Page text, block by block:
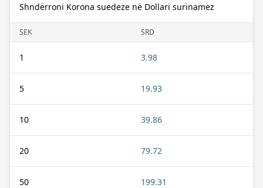
Shndërroni Korona suedeze në Dollari surinamez
SEK SRD
1 3.98
5 19.93
10 39.86
20 79.72
50 199.31